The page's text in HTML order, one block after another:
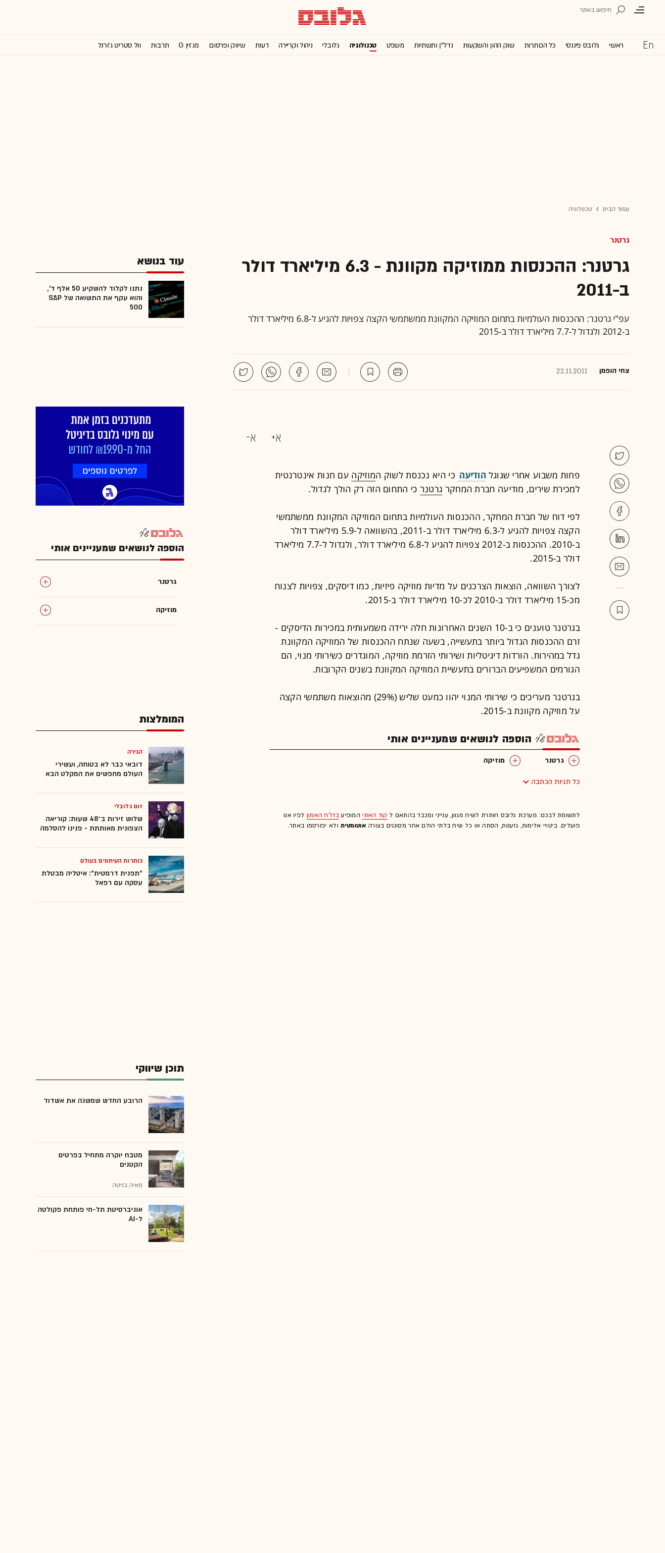
ראשי גלובס פיננסי כל הכותרות שוק ההון והשקעות נדל''ן ותשתיות משפט טכנולוגיה גלובלי ניהול וקריירה דעות שיווק ופרסום מגזין G תרבות וול סטריט ג'ורנל
עמוד הבית טכנולוגיה
גרטנר
גרטנר: ההכנסות ממוזיקה מקוונת - 6.3 מיליארד דולר
ב-2011
עפ"י גרטנר: ההכנסות העולמיות בתחום המוזיקה המקוונת ממשתמשי הקצה צפויות להגיע ל-6.8 מיליארד דולר
ב-2012 ולגדול ל-7.7 מיליארד דולר ב-2015
צחי הופמן 22.11.2011
פחות משבוע אחרי שגוגל הודיעה כי היא נכנסת לשוק המוזיקה עם חנות אינטרנטית
למכירת שירים, מודיעה חברת המחקר גרטנר כי התחום הזה רק הולך לגדול.
לפי דוח של חברת המחקר, ההכנסות העולמיות בתחום המוזיקה המקוונת ממשתמשי
הקצה צפויות להגיע ל-6.3 מיליארד דולר ב-2011, בהשוואה ל-5.9 מיליארד דולר
ב-2010. ההכנסות ב-2012 צפויות להגיע ל-6.8 מיליארד דולר, ולגדול ל-7.7 מיליארד
דולר ב-2015.
לצורך השוואה, הוצאות הצרכנים על מדיות מוזיקה פיזיות, כמו דיסקים, צפויות לצנוח
מכ-15 מיליארד דולר ב-2010 לכ-10 מיליארד דולר ב-2015.
בגרטנר טוענים כי ב-10 השנים האחרונות חלה ירידה משמעותית במכירות הדיסקים -
זרם ההכנסות הגדול ביותר בתעשייה, בשעה שנתח ההכנסות של המוזיקה המקוונת
גדל במהירות. הורדות דיגיטליות ושירותי הזרמת מוזיקה, המוגדרים כשירותי מנוי, הם
הגורמים המשפיעים הברורים בתעשיית המוזיקה המקוונת בשנים הקרובות.
בגרטנר מעריכים כי שירותי המנוי יהוו כמעט שליש (29%) מהוצאות משתמשי הקצה
על מוזיקה מקוונת ב-2015.
הוספה לנושאים שמעניינים אותי
גרטנר מוזיקה
כל תגיות הכתבה
לתשומת לבכם: מערכת גלובס חותרת לשיח מגוון, ענייני ומכבד בהתאם ל קוד האתיהמופיעבדו"ח האמון לפיו אנו
פועלים. ביטויי אלימות, גזענות, הסתה או כל שיח בלתי הולם אחר מסוננים בצורה אוטומטיתולא יפורסמו באתר.
עוד בנושא
נתנו לקלוד להשקיע 50 אלף ד',
והוא עקף את התשואה של S&P
500
הוספה לנושאים שמעניינים אותי
גרטנר
מוזיקה
המומלצות
הגירה
דובאי כבר לא בטוחה, ועשירי
העולם מחפשים את המקלט הבא
זום גלובלי
שלוש זירות ב־48 שעות: קוריאה
הצפונית מאותתת - פנינו להסלמה
כותרות העיתונים בעולם
"תפנית דרמטית": איטליה מבטלת
עסקה עם רפאל
תוכן שיווקי
הרובע החדש שמשנה את אשדוד
מטבח יוקרה מתחיל בפרטים
הקטנים
מאיה בניטה
אוניברסיטת תל-חי פותחת פקולטה
ל-AI